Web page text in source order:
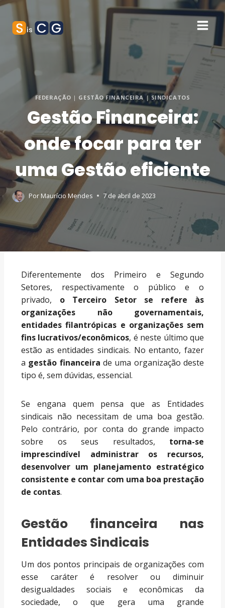
FEDERAÇÃO | GESTÃO FINANCEIRA | SINDICATOS
Gestão Financeira:
onde focar para ter
uma Gestão eficiente
Por Maurício Mendes 7 de abril de 2023
Diferentemente dos Primeiro e Segundo
Setores, respectivamente o público e o
privado, o Terceiro Setor se refere às
organizações não governamentais,
entidades filantrópicas e organizações sem
fins lucrativos/econômicos, é neste último que
estão as entidades sindicais. No entanto, fazer
a gestão financeirade uma organização deste
tipo é, sem dúvidas, essencial.
Se engana quem pensa que as Entidades
sindicais não necessitam de uma boa gestão.
Pelo contrário, por conta do grande impacto
sobre os seus resultados, torna-se
imprescindível administrar os recursos,
desenvolver um planejamento estratégico
consistente e contar com uma boa prestação
de contas.
Gestão financeira nas
Entidades Sindicais
Um dos pontos principais de organizações com
esse caráter é resolver ou diminuir
desigualdades sociais e econômicas da
sociedade, o que gera uma grande